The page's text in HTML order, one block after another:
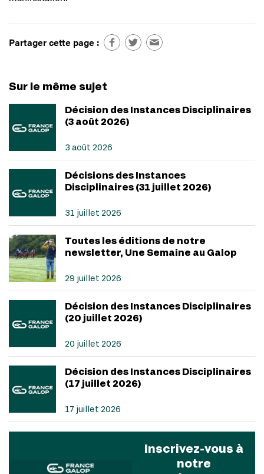
Partager cette page :
Sur le même sujet
Décision des Instances Disciplinaires
(3 août 2026)
3 août 2026
Décisions des Instances
Disciplinaires (31 juillet 2026)
31 juillet 2026
Toutes les éditions de notre
newsletter, Une Semaine au Galop
29 juillet 2026
Décision des Instances Disciplinaires
(20 juillet 2026)
20 juillet 2026
Décision des Instances Disciplinaires
(17 juillet 2026)
17 juillet 2026
Inscrivez-vous à
notre